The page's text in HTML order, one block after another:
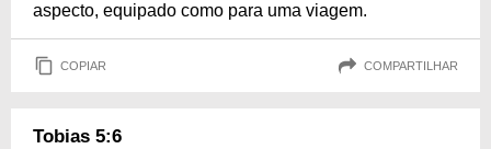
aspecto, equipado como para uma viagem.
COPIAR COMPARTILHAR
Tobias 5:6